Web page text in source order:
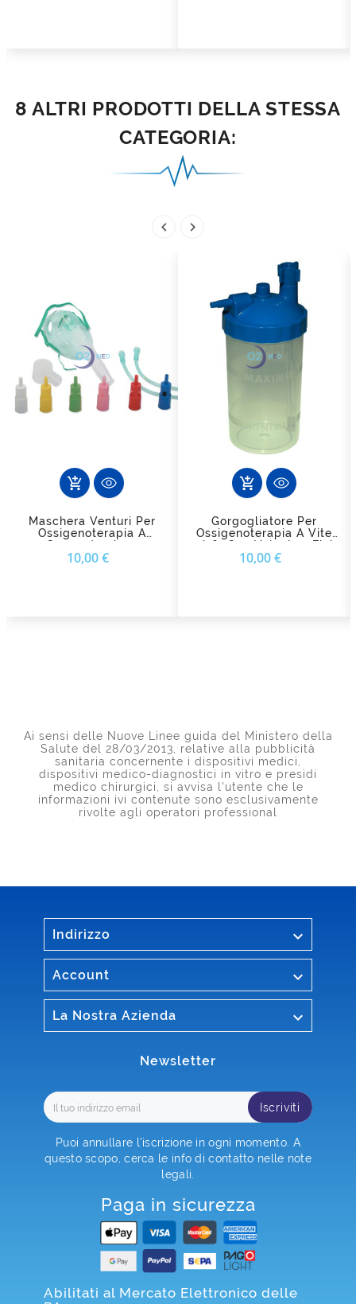
8 ALTRI PRODOTTI DELLA STESSA
CATEGORIA:
 
add_shopping_cart
Maschera Venturi Per
Ossigenoterapia A
Concentrazione
Variabile FIAB
10,00 €
add_shopping_cart
Gorgogliatore Per
Ossigenoterapia A Vite
9/16″ Con Valvola - Fiab
(Standard E Hi-Flow)
10,00 €
Ai sensi delle Nuove Linee guida del Ministero della
Salute del 28/03/2013, relative alla pubblicità
sanitaria concernente i dispositivi medici,
dispositivi medico-diagnostici in vitro e presidi
medico chirurgici, si avvisa l'utente che le
informazioni ivi contenute sono esclusivamente
rivolte agli operatori professional
Indirizzo 
Account 
La Nostra Azienda 
Newsletter
Iscriviti
Puoi annullare l'iscrizione in ogni momento. A
questo scopo, cerca le info di contatto nelle note
legali.
Paga in sicurezza
Abilitati al Mercato Elettronico delle